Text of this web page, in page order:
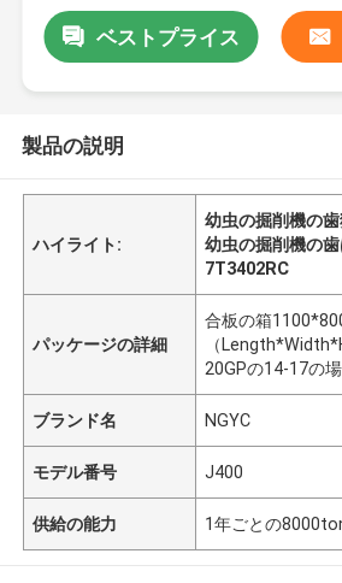
ベストプライス
製品の説明
ハイライト:
幼虫の掘削機の
幼虫の掘削機の
7T3402RC
パッケージの詳細
合板の箱
（
20GPの14-17の
ブランド名 NGYC
モデル番号 J400
供給の能力 1年ごとの